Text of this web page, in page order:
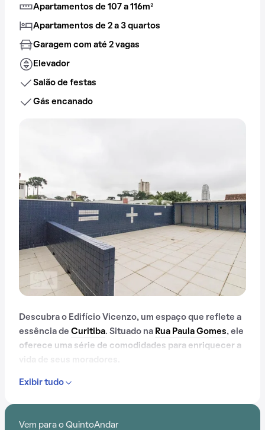
Apartamentos de 107 a 116m²
Apartamentos de 2 a 3 quartos
Garagem com até 2 vagas
Elevador
Salão de festas
Gás encanado
Descubra o Edifício Vicenzo, um espaço que reflete a
essência de Curitiba. Situado na Rua Paula Gomes, ele
oferece uma série de comodidades para enriquecer a
encanado, o Edifício Vicenzo proporciona um
Exibir tudo
Vem para o QuintoAndar